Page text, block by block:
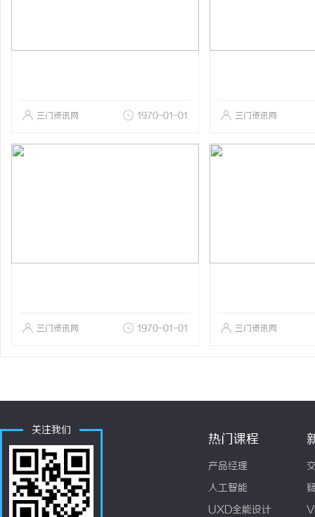
三门资讯网 1970-01-01 三门资讯网
三门资讯网 1970-01-01 三门资讯网
关注我们
热门课程
产品经理
人工智能
UXD全能设计